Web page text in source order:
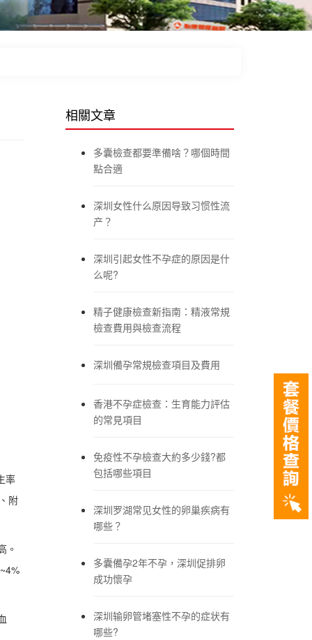
率
附
。
相關文章
多囊檢查都要準備啥？哪個時間
點合適
深圳女性什么原因导致习惯性流
产？
深圳引起女性不孕症的原因是什
么呢?
精子健康檢查新指南：精液常規
檢查費用與檢查流程
深圳備孕常規檢查項目及費用
香港不孕症檢查：生育能力評估
的常見項目
免疫性不孕檢查大約多少錢?都
包括哪些項目
深圳罗湖常见女性的卵巢疾病有
哪些？
多囊備孕2年不孕，深圳促排卵
成功懷孕
深圳输卵管堵塞性不孕的症状有
哪些?